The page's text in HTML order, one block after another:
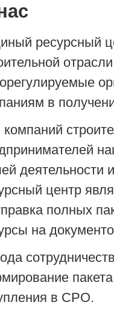
ресурсный
в
деятельности
центр
полных
на
в СРО.